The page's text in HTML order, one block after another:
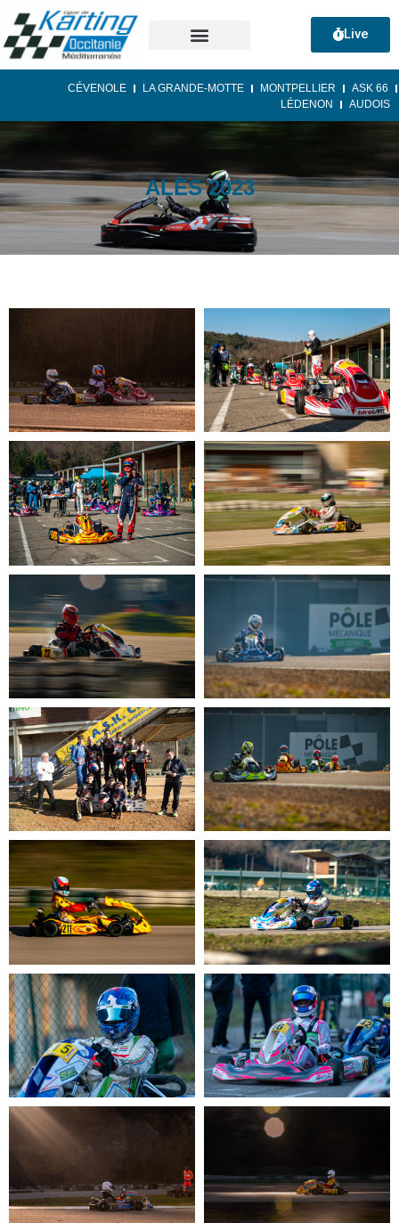
Live
CÉVENOLE LA GRANDE-MOTTE MONTPELLIER
ASK 66
LÉDENON
AUDOIS
ALÈS 2023